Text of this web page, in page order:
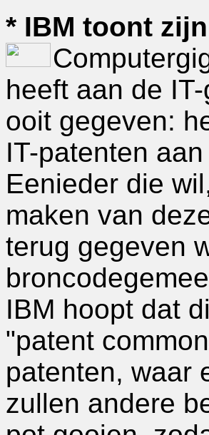
* IBM toont
heeft aan de
ooit gegeven:
IT-patenten
Eenieder die
maken van
terug gegeven
IBM hoopt dat
"patent
patenten, waar
zullen andere